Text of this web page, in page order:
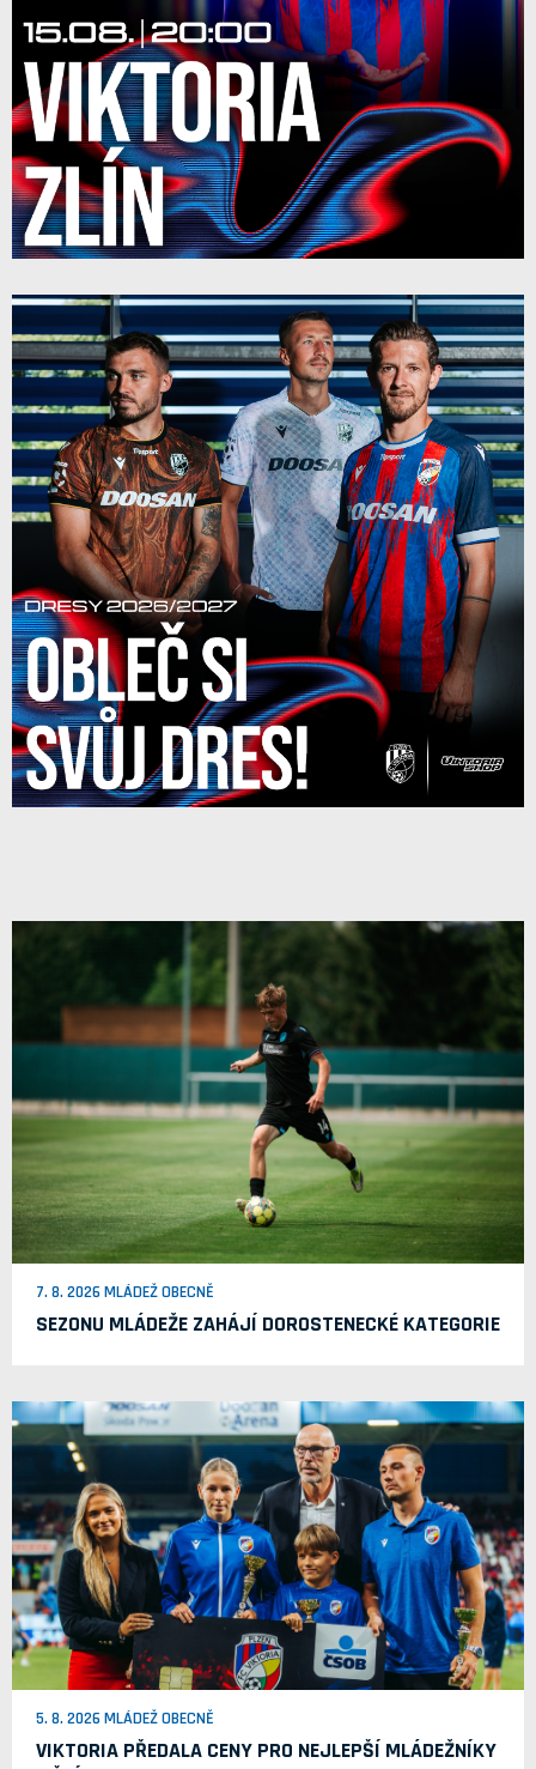
7. 8. 2026 MLÁDEŽ OBECNĚ
SEZONU MLÁDEŽE ZAHÁJÍ DOROSTENECKÉ KATEGORIE
5. 8. 2026 MLÁDEŽ OBECNĚ
VIKTORIA PŘEDALA CENY PRO NEJLEPŠÍ MLÁDEŽNÍKY